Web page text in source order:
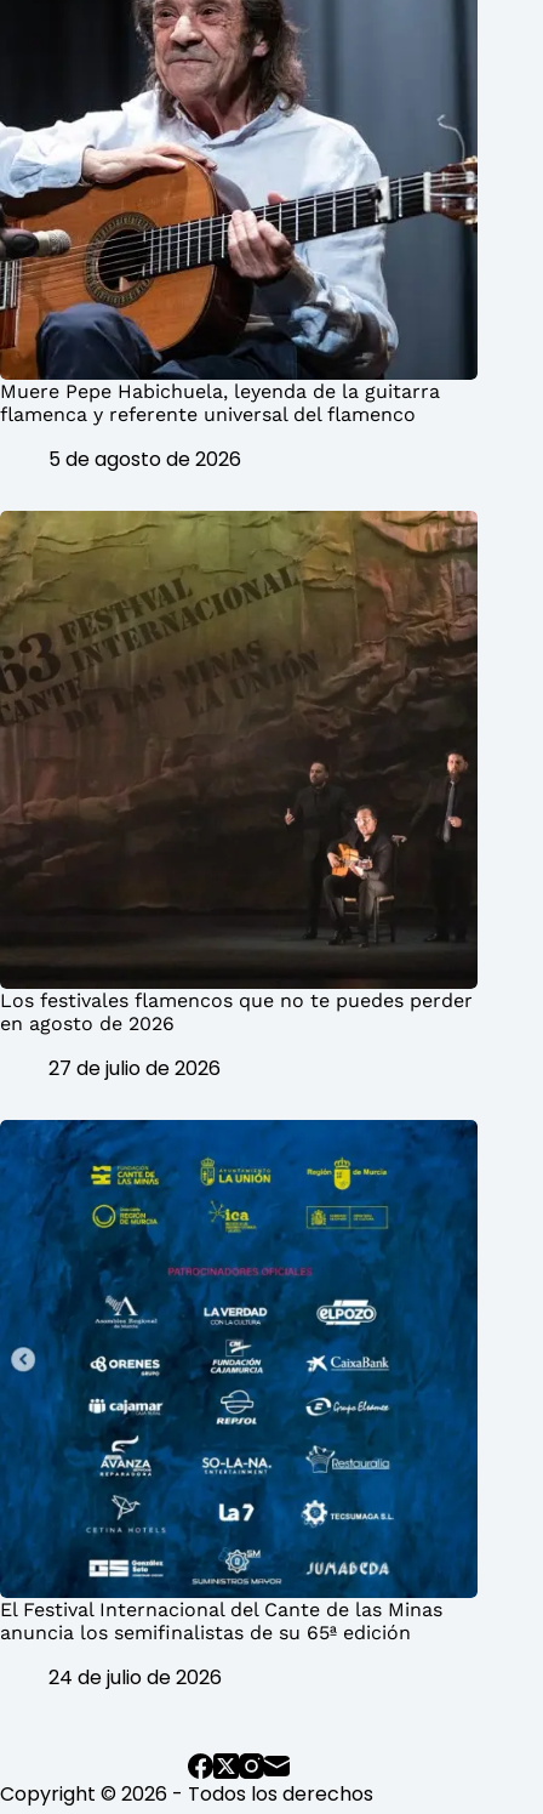
Muere Pepe Habichuela, leyenda de la guitarra
flamenca y referente universal del flamenco
5 de agosto de 2026
Los festivales flamencos que no te puedes perder
en agosto de 2026
27 de julio de 2026
El Festival Internacional del Cante de las Minas
anuncia los semifinalistas de su 65ª edición
24 de julio de 2026
Copyright © 2026 - Todos los derechos